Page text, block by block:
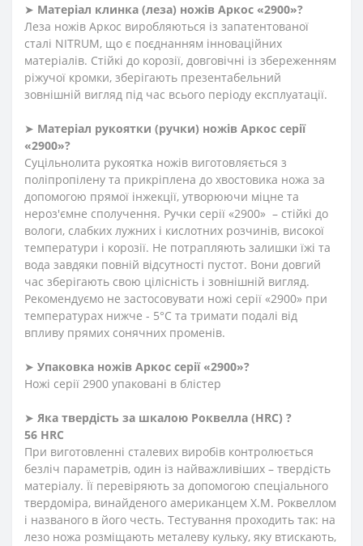
➤ Матеріал клинка (леза) ножів Аркос «2900»?
Леза ножів Аркос виробляються із запатентованої
сталі NITRUM, що є поєднанням інноваційних
матеріалів. Стійкі до корозії, довговічні із збереженням
ріжучої кромки, зберігають презентабельний
зовнішній вигляд під час всього періоду експлуатації.
➤ Матеріал рукоятки (ручки) ножів Аркос серії
«2900»?
Суцільнолита рукоятка ножів виготовляється з
поліпропілену та прикріплена до хвостовика ножа за
допомогою прямої інжекції, утворюючи міцне та
нероз'ємне сполучення. Ручки серії «2900» – стійкі до
вологи, слабких лужних і кислотних розчинів, високої
температури і корозії. Не потрапляють залишки їжі та
вода завдяки повній відсутності пустот. Вони довгий
час зберігають свою цілісність і зовнішній вигляд.
Рекомендуємо не застосовувати ножі серії «2900» при
температурах нижче - 5°С та тримати подалі від
впливу прямих сонячних променів.
➤ Упаковка ножів Аркос серії «2900»?
Ножі серії 2900 упаковані в блістер
➤ Яка твердість за шкалою Роквелла (HRC) ?
56 HRC
При виготовленні сталевих виробів контролюється
безліч параметрів, один із найважливіших – твердість
матеріалу. Її перевіряють за допомогою спеціального
твердоміра, винайденого американцем Х.М. Роквеллом
і названого в його честь. Тестування проходить так: на
лезо ножа розміщають металеву кульку, яку втискають,